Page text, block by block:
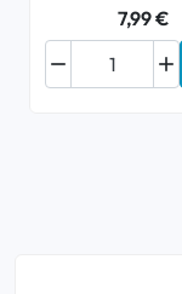
7,99 €

